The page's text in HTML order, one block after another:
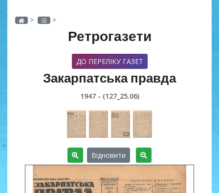
> >
Ретрогазети
ДО ПЕРЕЛІКУ ГАЗЕТ
Закарпатська правда
1947 - (127_25.06)
Відновити